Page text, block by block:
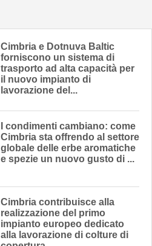
Cimbria e Dotnuva Baltic
forniscono un sistema di
trasporto ad alta capacità per
il nuovo impianto di
lavorazione del...
I condimenti cambiano: come
Cimbria sta offrendo al settore
globale delle erbe aromatiche
e spezie un nuovo gusto di ...
Cimbria contribuisce alla
realizzazione del primo
impianto europeo dedicato
alla lavorazione di colture di